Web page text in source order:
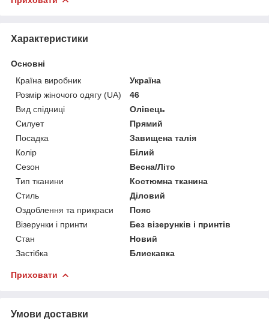
Характеристики
Основні
Країна виробник
Україна
Розмір жіночого одягу (UA)
46
Вид спідниці
Олівець
Силует
Прямий
Посадка
Завищена талія
Колір
Білий
Сезон
Весна/Літо
Тип тканини
Костюмна тканина
Стиль
Діловий
Оздоблення та прикраси
Пояс
Візерунки і принти
Без візерунків і принтів
Стан
Новий
Застібка
Блискавка
Приховати
Умови доставки